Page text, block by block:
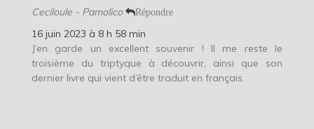
Ceciloule - Pamolico Répondre
16 juin 2023 à 8 h 58 min
J’en garde un excellent souvenir ! Il me reste le
troisième du triptyque à découvrir, ainsi que son
dernier livre qui vient d’être traduit en français.